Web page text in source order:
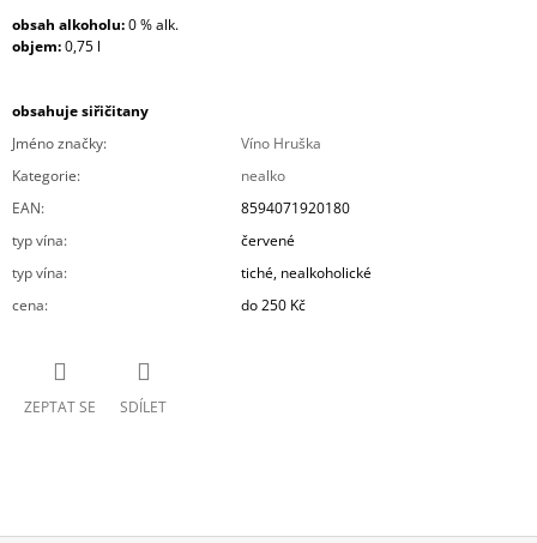
obsah alkoholu:0 % alk.
objem:0,75 l
obsahuje siřičitany
Jméno značky:
Víno Hruška
Kategorie:
nealko
EAN:
8594071920180
typ vína:
červené
typ vína:
tiché, nealkoholické
cena: do 250 Kč
ZEPTAT SE SDÍLET